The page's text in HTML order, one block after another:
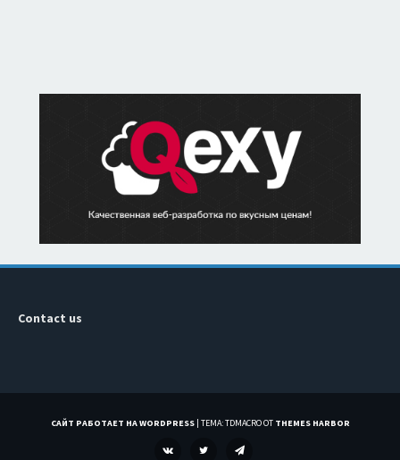
Contact us
САЙТ РАБОТАЕТ НА WORDPRESS | ТЕМА: TDMACRO ОТ THEMES HARBOR
TWITTER